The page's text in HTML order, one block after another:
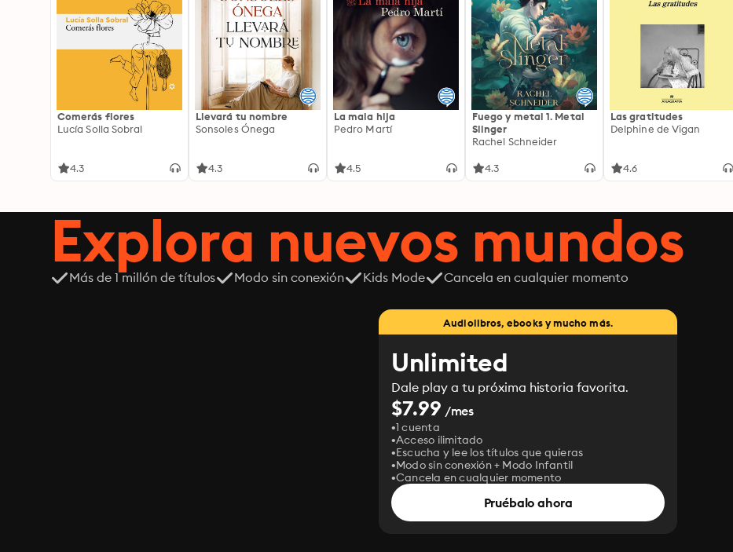
Comerás flores
Lucía Solla Sobral
4.3
Llevará tu nombre
Sonsoles Ónega
4.3
La mala hija
Pedro Martí
4.5
Fuego y metal 1. Metal
Slinger
Rachel Schneider
4.3
Las gratitudes
Delphine de Vigan
4.6
Explora nuevos mundos
Más de 1 millón de títulos Modo sin conexión Kids Mode Cancela en cualquier momento
Audiolibros, ebooks y mucho más.
Unlimited
Dale play a tu próxima historia favorita.
$7.99 /mes
1 cuenta
Acceso ilimitado
Escucha y lee los títulos que quieras
Modo sin conexión + Modo Infantil
Cancela en cualquier momento
Pruébalo ahora